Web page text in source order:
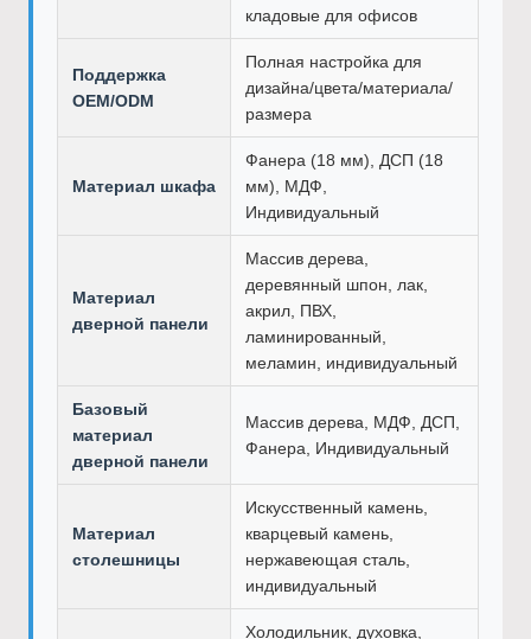
кладовые для офисов
Поддержка
OEM/ODM
Полная настройка для
дизайна/цвета/материала/
размера
Материал шкафа
Фанера (18 мм), ДСП (18
мм), МДФ,
Индивидуальный
Материал
дверной панели
Массив дерева,
деревянный шпон, лак,
акрил, ПВХ,
ламинированный,
меламин, индивидуальный
Базовый
материал
дверной панели
Массив дерева, МДФ, ДСП,
Фанера, Индивидуальный
Материал
столешницы
Искусственный камень,
кварцевый камень,
нержавеющая сталь,
индивидуальный
Холодильник, духовка,